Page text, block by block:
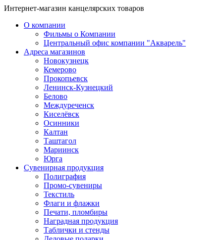
Интернет-магазин канцелярских товаров
О компании
Фильмы о Компании
Центральный офис компании "Акварель"
Адреса магазинов
Новокузнецк
Кемерово
Прокопьевск
Ленинск-Кузнецкий
Белово
Междуреченск
Киселёвск
Осинники
Калтан
Таштагол
Мариинск
Юрга
Сувенирная продукция
Полиграфия
Промо-сувениры
Текстиль
Флаги и флажки
Печати, пломбиры
Наградная продукция
Таблички и стенды